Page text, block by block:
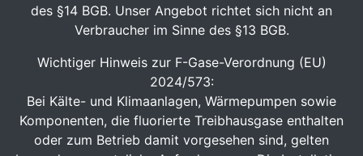
des §14 BGB. Unser Angebot richtet sich nicht an
Verbraucher im Sinne des §13 BGB.
Wichtiger Hinweis zur F-Gase-Verordnung (EU)
2024/573:
Bei Kälte- und Klimaanlagen, Wärmepumpen sowie
Komponenten, die fluorierte Treibhausgase enthalten
oder zum Betrieb damit vorgesehen sind, gelten